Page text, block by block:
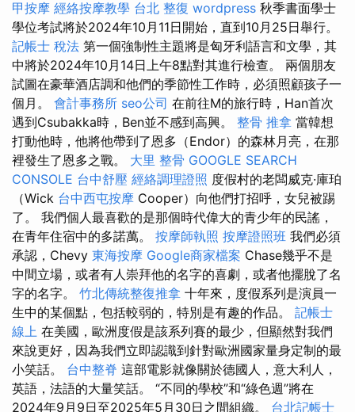
甲按摩 經絡按摩教學 台北 整復 wordpress 秋季書面學士
學位考試將於2024年10月11日開始，直到10月25日舉行。
記帳士 稅法 第一個強制性主題將是匈牙利語言和文學，其
中將於2024年10月14日上午8點對其進行檢查。 兩個朋友
試圖在豪華酒店調和他們的季節性工作時，必須照顧孩子一
個月。 會計事務所 seo公司 在前往M的旅行時，Han首次
遇到Csubakka時，Ben並不感到高興。 整骨 推拿 當韓想
打動他時，他將他帶到了恩多（Endor）的森林月亮，在那
裡發生了恩多之戰。 大里 整骨 GOOGLE SEARCH
CONSOLE 台中舒壓 經絡調理證照 度假村的老闆威克·庫珀
（Wick 台中西屯按摩 Cooper）向他們打招呼，女兒被踢
了。 我們個人最喜歡的是那個時代偉大的青少年的民謠，
在青年住宿中的多諾萬。 按摩師執照 按摩證照班 我們必須
承認，Chevy 東海按摩 Google商家檔案 Chase幾乎不是
中間立場，或者有人崇拜他的名字的喜劇，或者他擺脫了名
字的名字。 竹北傳統整復推拿 十年來，度假系列是演員一
生中的某個點，包括較弱的，特別是有趣的作品。 記帳士
線上 在美國，歐洲度假是該系列賽的最少，但顯然對我們
來說更好，因為我們立即認識到針對歐洲國家量身定制的最
小笑話。 台中整脊 這部電影就像關於德國人，意大利人，
英語，法語的大量笑話。 “不同的學校”和“綠色週”將在
2024年9月9日至2025年5月30日之間組織。 台北記帳士